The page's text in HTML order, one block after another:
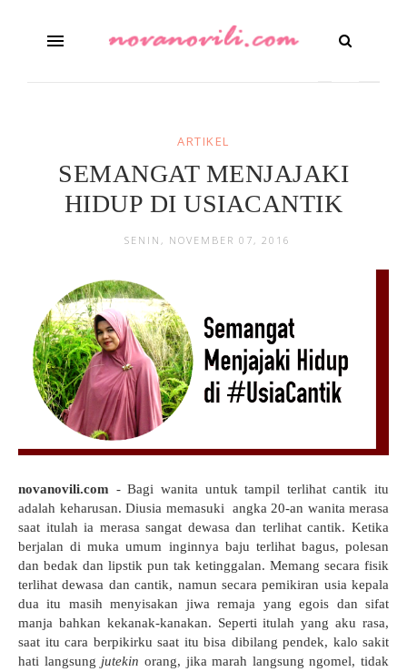
ARTIKEL
SEMANGAT MENJAJAKI
HIDUP DI USIACANTIK
SENIN, NOVEMBER 07, 2016
novanovili.com - Bagi wanita untuk tampil terlihat cantik itu
adalah keharusan. Diusia memasuki angka 20-an wanita merasa
saat itulah ia merasa sangat dewasa dan terlihat cantik. Ketika
berjalan di muka umum inginnya baju terlihat bagus, polesan
dan bedak dan lipstik pun tak ketinggalan. Memang secara fisik
terlihat dewasa dan cantik, namun secara pemikiran usia kepala
dua itu masih menyisakan jiwa remaja yang egois dan sifat
manja bahkan kekanak-kanakan. Seperti itulah yang aku rasa,
saat itu cara berpikirku saat itu bisa dibilang pendek, kalo sakit
hati langsung jutekin orang, jika marah langsung ngomel, tidak